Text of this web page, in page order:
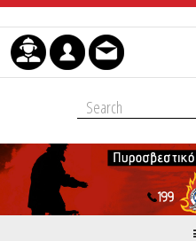
Μετάβαση στο περιεχόμενο